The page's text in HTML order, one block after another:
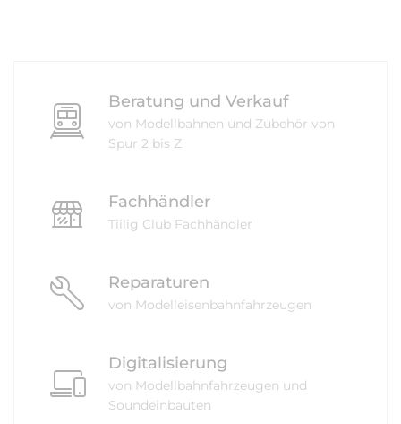
Beratung und Verkauf
von Modellbahnen und Zubehör von
Spur 2 bis Z
Fachhändler
Tiilig Club Fachhändler
Reparaturen
von Modelleisenbahnfahrzeugen
Digitalisierung
von Modellbahnfahrzeugen und
Soundeinbauten